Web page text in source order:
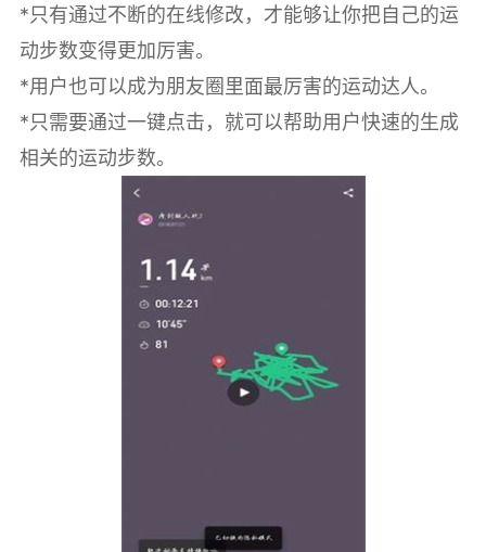
*只有通过不断的在线修改，才能够让你把自己的运
动步数变得更加厉害。
*用户也可以成为朋友圈里面最厉害的运动达人。
*只需要通过一键点击，就可以帮助用户快速的生成
相关的运动步数。